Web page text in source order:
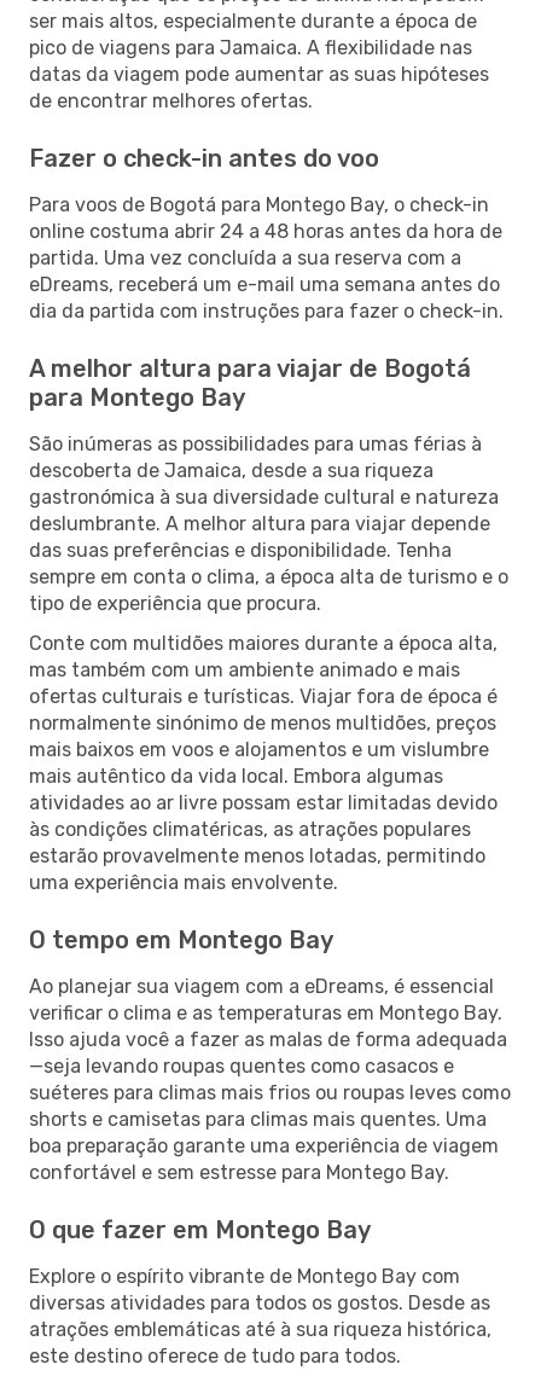
ser mais altos, especialmente durante a época de
pico de viagens para Jamaica. A flexibilidade nas
datas da viagem pode aumentar as suas hipóteses
de encontrar melhores ofertas.
Fazer o check-in antes do voo
Para voos de Bogotá para Montego Bay, o check-in
online costuma abrir 24 a 48 horas antes da hora de
partida. Uma vez concluída a sua reserva com a
eDreams, receberá um e-mail uma semana antes do
dia da partida com instruções para fazer o check-in.
A melhor altura para viajar de Bogotá
para Montego Bay
São inúmeras as possibilidades para umas férias à
descoberta de Jamaica, desde a sua riqueza
gastronómica à sua diversidade cultural e natureza
deslumbrante. A melhor altura para viajar depende
das suas preferências e disponibilidade. Tenha
sempre em conta o clima, a época alta de turismo e o
tipo de experiência que procura.
Conte com multidões maiores durante a época alta,
mas também com um ambiente animado e mais
ofertas culturais e turísticas. Viajar fora de época é
normalmente sinónimo de menos multidões, preços
mais baixos em voos e alojamentos e um vislumbre
mais autêntico da vida local. Embora algumas
atividades ao ar livre possam estar limitadas devido
às condições climatéricas, as atrações populares
estarão provavelmente menos lotadas, permitindo
uma experiência mais envolvente.
O tempo em Montego Bay
Ao planejar sua viagem com a eDreams, é essencial
verificar o clima e as temperaturas em Montego Bay.
Isso ajuda você a fazer as malas de forma adequada
—seja levando roupas quentes como casacos e
suéteres para climas mais frios ou roupas leves como
shorts e camisetas para climas mais quentes. Uma
boa preparação garante uma experiência de viagem
confortável e sem estresse para Montego Bay.
O que fazer em Montego Bay
Explore o espírito vibrante de Montego Bay com
diversas atividades para todos os gostos. Desde as
atrações emblemáticas até à sua riqueza histórica,
este destino oferece de tudo para todos.